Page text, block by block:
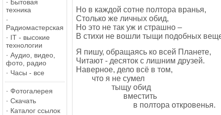
· Бытовая
техника
·
Радиомастерская
· IT - высокие
технологии
· Аудио, видео,
фото, радио
· Часы - все
· Фотогалерея
· Скачать
· Каталог ссылок
Но в каждой сотне полтора вранья,
Столько же личных обид,
Но это не так уж и страшно –
В стихи не вошли тыщи подобных
Я пишу, обращаясь ко всей Планете,
Читают - десяток с лишним друзей.
Наверное, дело всё в том,
что я не сумел
тыщу обид
вместить
в полтора откровенья.